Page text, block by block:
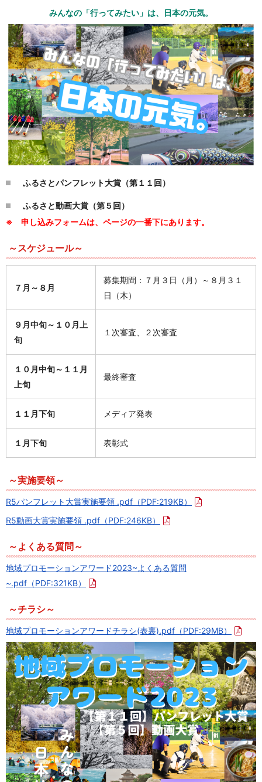
みんなの「行ってみたい」は、
日本の元気。
ふるさとパンフレット大賞（第１１回）
ふるさと動画大賞（第５回）
※ 申し込みフォームは、ページの一番下にあります。
～スケジュール～
７月～８月
募集期間：７月３日（月）～８月３１
日（木）
９月中旬～１０月上
旬
１次審査、２次審査
１０月中旬～１１月
上旬
最終審査
１１月下旬 メディア発表
１月下旬 表彰式
～実施要領～
R5パンフレット大賞実施要領 .pdf （PDF:219KB）
R5動画大賞実施要領 .pdf （PDF:246KB）
～よくある質問～
地域プロモーションアワード2023~よくある質問
~.pdf （PDF:321KB）
～チラシ～
地域プロモーションアワードチラシ(表裏).pdf （PDF:29MB）